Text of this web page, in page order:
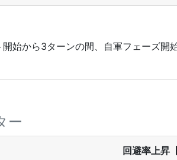
始から3ターンの間、自軍フェーズ
ー
回避率上昇